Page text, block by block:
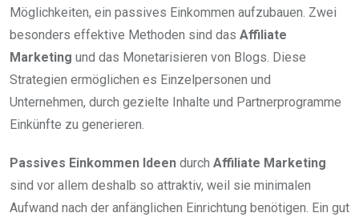
Möglichkeiten, ein passives Einkommen aufzubauen. Zwei
besonders effektive Methoden sind das Affiliate
Marketing und das Monetarisieren von Blogs. Diese
Strategien ermöglichen es Einzelpersonen und
Unternehmen, durch gezielte Inhalte und Partnerprogramme
Einkünfte zu generieren.
Passives Einkommen Ideen durch Affiliate Marketing
sind vor allem deshalb so attraktiv, weil sie minimalen
Aufwand nach der anfänglichen Einrichtung benötigen. Ein gut